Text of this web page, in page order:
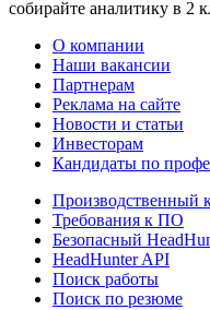
собирайте аналитику в 2
О компании
Наши вакансии
Партнерам
Реклама на сайте
Новости и статьи
Инвесторам
Кандидаты по
Производственный
Требования к ПО
Безопасный
HeadHunter API
Поиск работы
Поиск по резюме